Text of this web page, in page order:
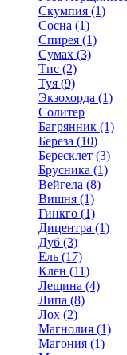
Скумпия (1)
Сосна (1)
Спирея (1)
Сумах (3)
Тис (2)
Туя (9)
Экзохорда (1)
Солитер
Багрянник (1)
Береза (10)
Бересклет (3)
Брусника (1)
Вейгела (8)
Вишня (1)
Гинкго (1)
Дицентра (1)
Дуб (3)
Ель (17)
Клен (11)
Лещина (4)
Липа (8)
Лох (2)
Магнолия (1)
Магония (1)